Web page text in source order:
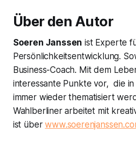
Über den Autor
Soeren Janssen ist Experte
Persönlichkeitsentwicklung.
Business-Coach. Mit dem
interessante Punkte vor, die in
immer wieder thematisiert
Wahlberliner arbeitet mit
ist über